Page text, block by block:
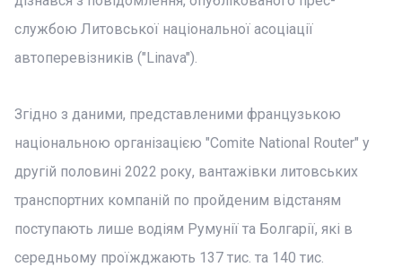
службою Литовської національної асоціації
автоперевізників ("Linava").
Згідно з даними, представленими французькою
національною організацією "Comite National Router" у
другій половині 2022 року, вантажівки литовських
транспортних компаній по пройденим відстаням
поступають лише водіям Румунії та Болгарії, які в
середньому проїжджають 137 тис. та 140 тис.